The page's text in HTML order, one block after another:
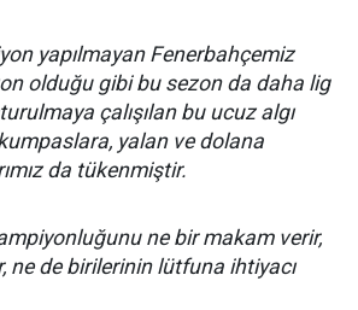
yapılmayan Fenerbahçemiz
olduğu gibi bu sezon da daha lig
çalışılan bu ucuz algı
yalan ve dolana
da tükenmiştir.
ne bir makam verir,
ne de birilerinin lütfuna ihtiyacı